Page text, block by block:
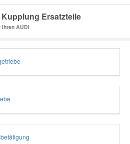
Kupplung Ersatzteile
Ihren AUDI